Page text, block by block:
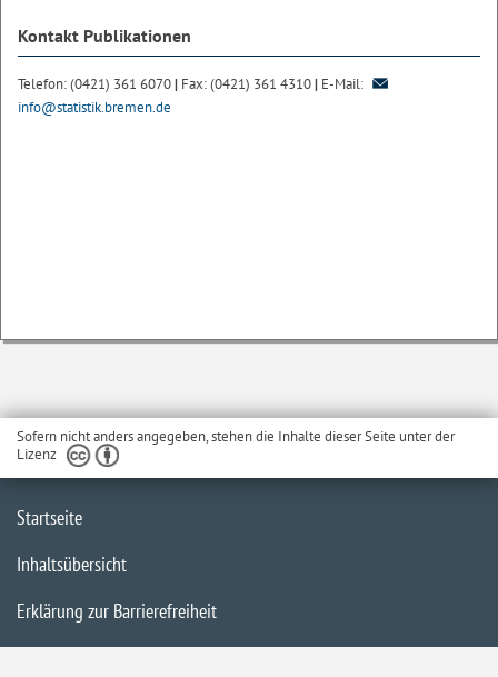
Kontakt Publikationen
Telefon: (0421) 361 6070| Fax: (0421) 361 4310| E-Mail:
info@statistik.bremen.de
Sofern nicht anders angegeben, stehen die Inhalte dieser Seite unter der
Lizenz
Startseite
Inhaltsübersicht
Erklärung zur Barrierefreiheit